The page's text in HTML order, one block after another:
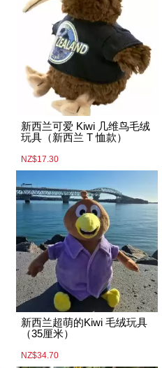
新西兰可爱 Kiwi 几维鸟毛绒
玩具（新西兰 T 恤款）
NZ$17.30
新西兰超萌的Kiwi 毛绒玩具
（35厘米）
NZ$34.70